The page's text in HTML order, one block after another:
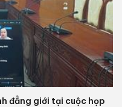
đẳng giới tại cuộc họp